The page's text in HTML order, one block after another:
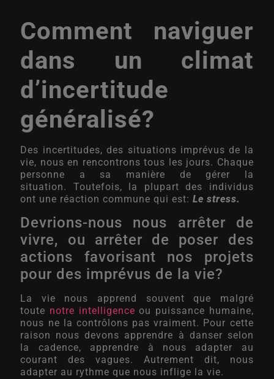
Comment naviguer
dans un climat
d’incertitude
généralisé?
Des incertitudes, des situations imprévus de la
vie, nous en rencontrons tous les jours. Chaque
personne a sa manière de gérer la
situation. Toutefois, la plupart des individus
ont une réaction commune qui est: Le stress.
Devrions-nous nous arrêter de
vivre, ou arrêter de poser des
actions favorisant nos projets
pour des imprévus de la vie?
La vie nous apprend souvent que malgré
toute notre intelligenceou puissance humaine,
nous ne la contrôlons pas vraiment. Pour cette
raison nous devons apprendre à danser selon
la cadence, apprendre à nous adapter au
courant des vagues. Autrement dit, nous
adapter au rythme que nous inflige la vie.